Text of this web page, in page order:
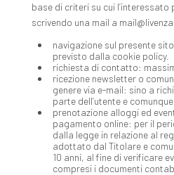
base di criteri su cui l’interessato
scrivendo una mail a
navigazione sul presente
previsto dalla cookie policy.
richiesta di contatto:
ricezione newsletter o
genere via e-mail: sino a
parte dell’utente e
prenotazione alloggi ed
pagamento online: per il
dalla legge in relazione al
adottato dal Titolare e
10 anni, al fine di verificare
compresi i documenti